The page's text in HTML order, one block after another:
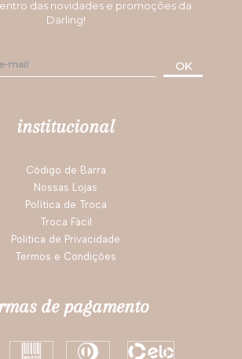
das novidades e promoções da
Darling!
OK
institucional
Código de Barra
Nossas Lojas
Política de Troca
Troca Fácil
Politica de Privacidade
Termos e Condições
de pagamento